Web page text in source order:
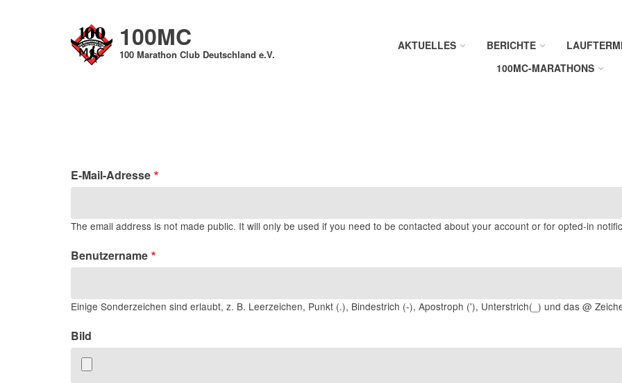
100MC
100 Marathon Club Deutschland e.V.
AKTUELLES BERICHTE
100MC-MARATHONS
E-Mail-Adresse
The email address is not made public. It will only be used if you need to be contacted about your account or for opted-in
Benutzername
Einige Sonderzeichen sind erlaubt, z. B. Leerzeichen, Punkt (.), Bindestrich (-), Apostroph ('), Unterstrich(_) und das @
Bild